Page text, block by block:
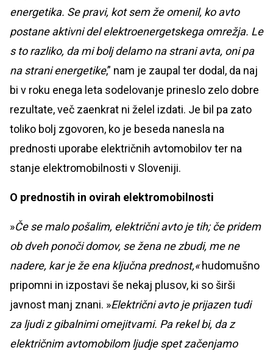
energetika. Se pravi, kot sem že omenil, ko avto
postane aktivni del elektroenergetskega omrežja. Le
s to razliko, da mi bolj delamo na strani avta, oni pa
na strani energetike,” nam je zaupal ter dodal, da naj
bi v roku enega leta sodelovanje prineslo zelo dobre
rezultate, več zaenkrat ni želel izdati. Je bil pa zato
toliko bolj zgovoren, ko je beseda nanesla na
prednosti uporabe električnih avtomobilov ter na
stanje elektromobilnosti v Sloveniji.
O prednostih in ovirah elektromobilnosti
»Če se malo pošalim, električni avto je tih; če pridem
ob dveh ponoči domov, se žena ne zbudi, me ne
nadere, kar je že ena ključna prednost,«hudomušno
pripomni in izpostavi še nekaj plusov, ki so širši
javnost manj znani. »Električni avto je prijazen tudi
za ljudi z gibalnimi omejitvami. Pa rekel bi, da z
električnim avtomobilom ljudje spet začenjamo